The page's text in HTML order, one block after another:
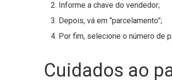
Informe a chave do vendedor;
Depois, vá em “parcelamento”;
Por fim, selecione o número de
Cuidados ao